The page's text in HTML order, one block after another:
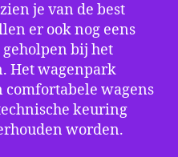
je van de best
er ook nog eens
bij het
Het wagenpark
comfortabele wagens
keuring
worden.